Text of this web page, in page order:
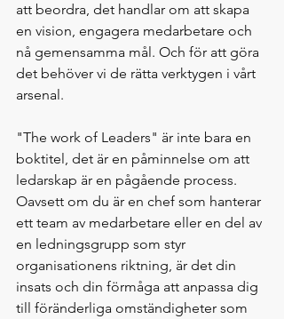
att beordra, det handlar om att skapa
en vision, engagera medarbetare och
nå gemensamma mål. Och för att göra
det behöver vi de rätta verktygen i vårt
arsenal.
"The work of Leaders" är inte bara en
boktitel, det är en påminnelse om att
ledarskap är en pågående process.
Oavsett om du är en chef som hanterar
ett team av medarbetare eller en del av
en ledningsgrupp som styr
organisationens riktning, är det din
insats och din förmåga att anpassa dig
till föränderliga omständigheter som